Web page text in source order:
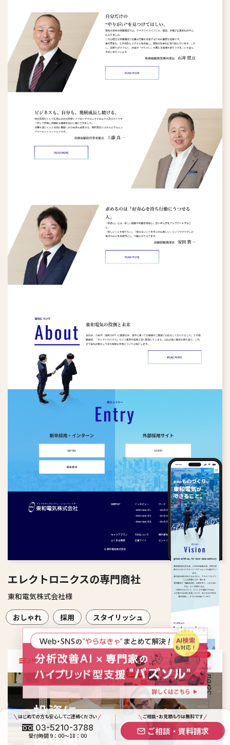
Scroll
エレクトロニクスの専門商社
東和電気株式会社様
おしゃれ 採用 スタイリッシュ